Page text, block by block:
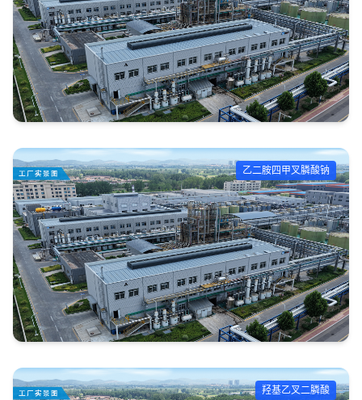
乙二胺四甲叉膦酸钠
羟基乙叉二膦酸